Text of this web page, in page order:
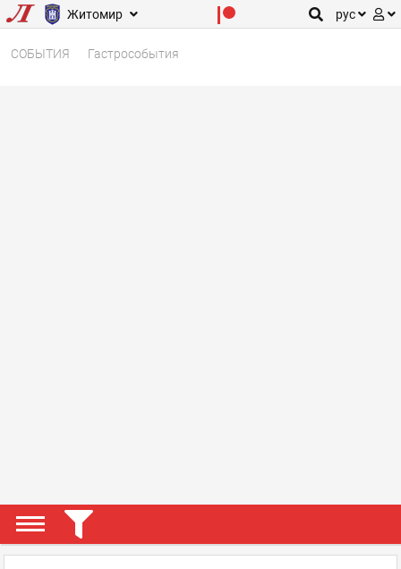
Житомир рус
СОБЫТИЯ Гастрособытия